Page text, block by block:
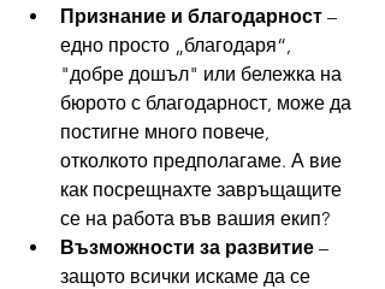
Признание и благодарност –
едно просто „благодаря“,
"добре дошъл" или бележка на
бюрото с благодарност, може да
постигне много повече,
отколкото предполагаме. А вие
как посрещнахте завръщащите
се на работа във вашия екип?
Възможности за развитие –
защото всички искаме да се